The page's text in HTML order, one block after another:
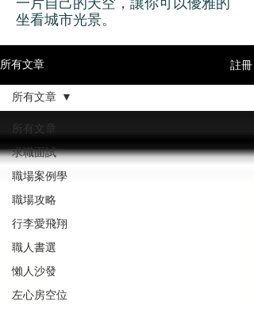
一片自己的天空，讓你可以優雅的
坐看城市光景。
所有文章 註冊
所有文章
求職面試
職場案例學
職場攻略
行李愛飛翔
職人書選
懶人沙發
左心房空位
所有文章